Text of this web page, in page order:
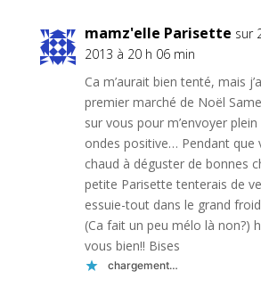
mamz'elle Parisette sur
2013 à 20 h 06 min
Ca m’aurait bien tenté, mais
premier marché de Noël
sur vous pour m’envoyer
ondes positive… Pendant que
chaud à déguster de bonnes
petite Parisette tenterais de
essuie-tout dans le grand froid
(Ca fait un peu mélo là non?)
vous bien!! Bises
chargement…